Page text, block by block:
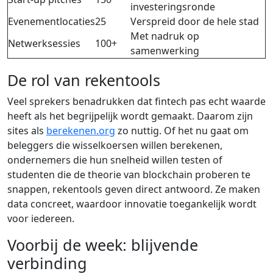
investeringsronde
Evenementlocaties25
Verspreid door de hele stad
Netwerksessies
100+
Met nadruk op
samenwerking
De rol van rekentools
Veel sprekers benadrukken dat fintech pas echt waarde
heeft als het begrijpelijk wordt gemaakt. Daarom zijn
sites als berekenen.org zo nuttig. Of het nu gaat om
beleggers die wisselkoersen willen berekenen,
ondernemers die hun snelheid willen testen of
studenten die de theorie van blockchain proberen te
snappen, rekentools geven direct antwoord. Ze maken
data concreet, waardoor innovatie toegankelijk wordt
voor iedereen.
Voorbij de week: blijvende
verbinding